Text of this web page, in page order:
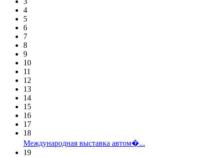
4
5
6
7
8
9
10
11
12
13
14
15
16
17
18
Международная выставка автом�...
19